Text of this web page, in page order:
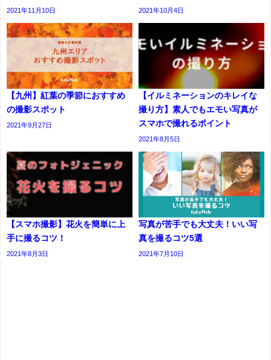
2021年11月10日 2021年10月4日
【九州】紅葉の季節におすすめ
の撮影スポット
2021年9月27日
【イルミネーションのキレイな
撮り方】素人でもエモい写真が
スマホで撮れるポイント
2021年8月5日
【スマホ撮影】花火を簡単に上
手に撮るコツ！
2021年8月3日
写真が苦手でも大丈夫！いい写
真を撮るコツ5選
2021年7月10日